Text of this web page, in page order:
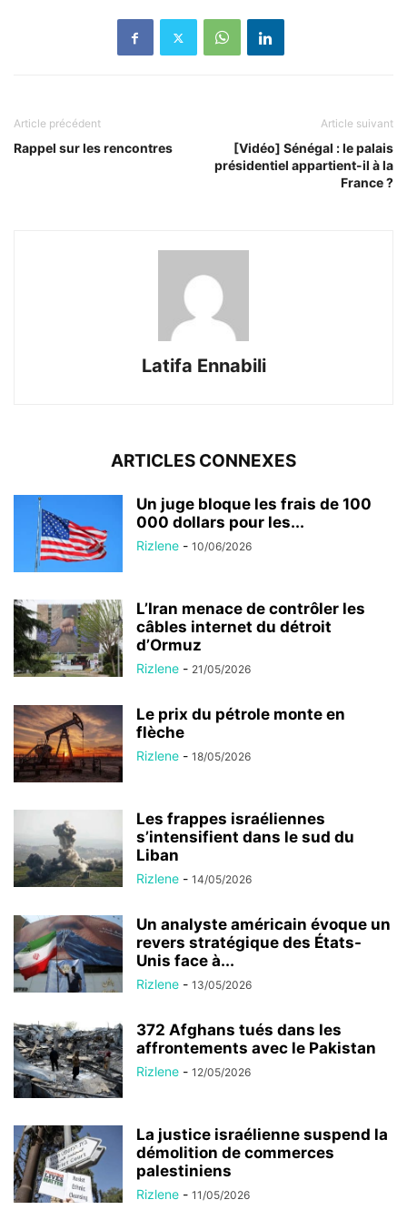
Article précédent
Rappel sur les rencontres
Article suivant
[Vidéo] Sénégal : le palais
présidentiel appartient-il à la
France ?
Latifa Ennabili
ARTICLES CONNEXES
Un juge bloque les frais de 100
000 dollars pour les...
Rizlene - 10/06/2026
L’Iran menace de contrôler les
câbles internet du détroit
d’Ormuz
Rizlene - 21/05/2026
Le prix du pétrole monte en
flèche
Rizlene - 18/05/2026
Les frappes israéliennes
s’intensifient dans le sud du
Liban
Rizlene - 14/05/2026
Un analyste américain évoque un
revers stratégique des États-
Unis face à...
Rizlene - 13/05/2026
372 Afghans tués dans les
affrontements avec le Pakistan
Rizlene - 12/05/2026
La justice israélienne suspend la
démolition de commerces
palestiniens
Rizlene - 11/05/2026